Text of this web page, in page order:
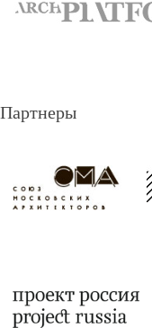
Партнеры